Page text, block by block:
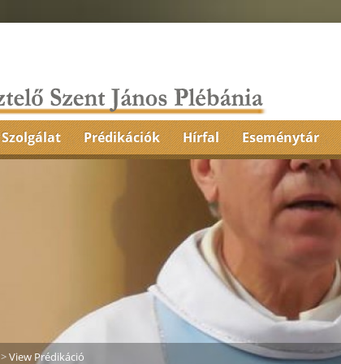
Szolgálat Prédikációk Hírfal Eseménytár
>View Prédikáció